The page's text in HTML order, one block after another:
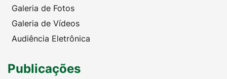
Galeria de Fotos
Galeria de Vídeos
Audiência Eletrônica
Publicações